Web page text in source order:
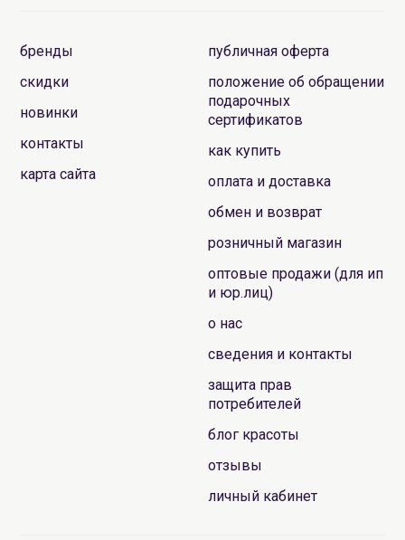
бренды
скидки
новинки
контакты
карта сайта
публичная оферта
положение об обращении
подарочных
сертификатов
как купить
оплата и доставка
обмен и возврат
розничный магазин
оптовые продажи (для ип
и юр.лиц)
о нас
сведения и контакты
защита прав
потребителей
блог красоты
отзывы
личный кабинет